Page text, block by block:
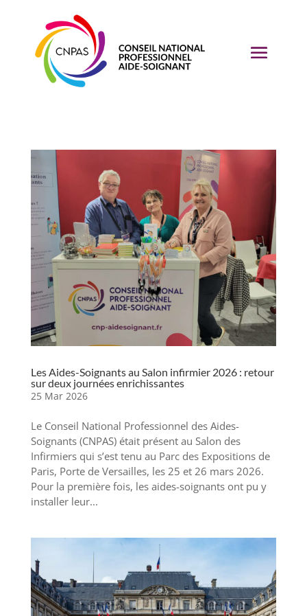
Les Aides-Soignants au Salon infirmier 2026 : retour
sur deux journées enrichissantes
25 Mar 2026
Le Conseil National Professionnel des Aides-
Soignants (CNPAS) était présent au Salon des
Infirmiers qui s’est tenu au Parc des Expositions de
Paris, Porte de Versailles, les 25 et 26 mars 2026.
Pour la première fois, les aides-soignants ont pu y
installer leur...